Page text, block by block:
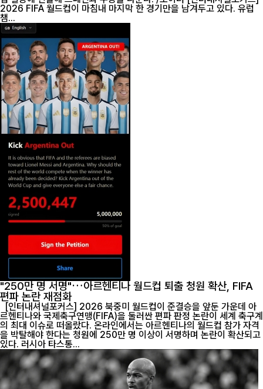
2026 FIFA 월드컵이 마침내 마지막 한 경기만을 남겨두고 있다. 유럽
챔...
"250만 명 서명"…아르헨티나 월드컵 퇴출 청원 확산, FIFA
편파 논란 재점화
[인터내셔널포커스] 2026 북중미 월드컵이 준결승을 앞둔 가운데 아
르헨티나와 국제축구연맹(FIFA)을 둘러싼 편파 판정 논란이 세계 축구계
의 최대 이슈로 떠올랐다. 온라인에서는 아르헨티나의 월드컵 참가 자격
을 박탈해야 한다는 청원에 250만 명 이상이 서명하며 논란이 확산되고
있다. 러시아 타스통...